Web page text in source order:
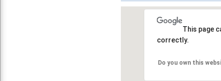
This page
correctly.
Do you own this